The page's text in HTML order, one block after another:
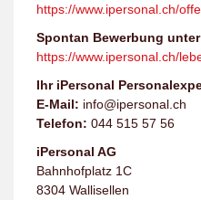
https://www.ipersonal.ch/
Spontan Bewerbung
https://www.ipersonal.ch/
Ihr iPersonal
E-Mail: info@ipersonal.ch
Telefon: 044 515 57 56
iPersonal AG
Bahnhofplatz 1C
8304 Wallisellen